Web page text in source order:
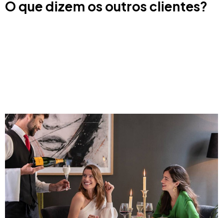
Nunca perca a chance de mimar-